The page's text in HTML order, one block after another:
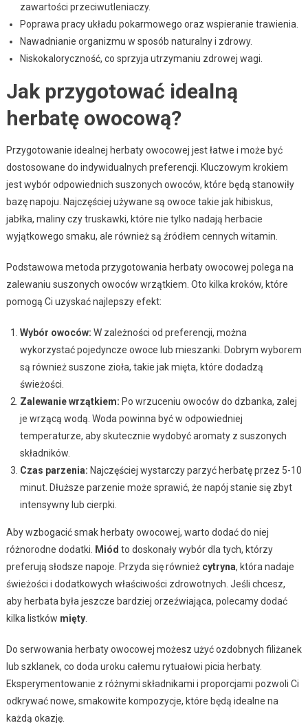
zawartości przeciwutleniaczy.
Poprawa pracy układu pokarmowego oraz wspieranie trawienia.
Nawadnianie organizmu w sposób naturalny i zdrowy.
Niskokaloryczność, co sprzyja utrzymaniu zdrowej wagi.
Jak przygotować idealną
herbatę owocową?
Przygotowanie idealnej herbaty owocowej jest łatwe i może być
dostosowane do indywidualnych preferencji. Kluczowym krokiem
jest wybór odpowiednich suszonych owoców, które będą stanowiły
bazę napoju. Najczęściej używane są owoce takie jak hibiskus,
jabłka, maliny czy truskawki, które nie tylko nadają herbacie
wyjątkowego smaku, ale również są źródłem cennych witamin.
Podstawowa metoda przygotowania herbaty owocowej polega na
zalewaniu suszonych owoców wrzątkiem. Oto kilka kroków, które
pomogą Ci uzyskać najlepszy efekt:
Wybór owoców: W zależności od preferencji, można
wykorzystać pojedyncze owoce lub mieszanki. Dobrym wyborem
są również suszone zioła, takie jak mięta, które dodadzą
świeżości.
Zalewanie wrzątkiem: Po wrzuceniu owoców do dzbanka, zalej
je wrzącą wodą. Woda powinna być w odpowiedniej
temperaturze, aby skutecznie wydobyć aromaty z suszonych
składników.
Czas parzenia: Najczęściej wystarczy parzyć herbatę przez 5-10
minut. Dłuższe parzenie może sprawić, że napój stanie się zbyt
intensywny lub cierpki.
Aby wzbogacić smak herbaty owocowej, warto dodać do niej
różnorodne dodatki.
Miód to doskonały wybór dla tych, którzy
preferują słodsze napoje. Przyda się również cytryna, która nadaje
świeżości i dodatkowych właściwości zdrowotnych. Jeśli chcesz,
aby herbata była jeszcze bardziej orzeźwiająca, polecamy dodać
kilka listków mięty.
Do serwowania herbaty owocowej możesz użyć ozdobnych filiżanek
lub szklanek, co doda uroku całemu rytuałowi picia herbaty.
Eksperymentowanie z różnymi składnikami i proporcjami pozwoli Ci
odkrywać nowe, smakowite kompozycje, które będą idealne na
każdą okazję.